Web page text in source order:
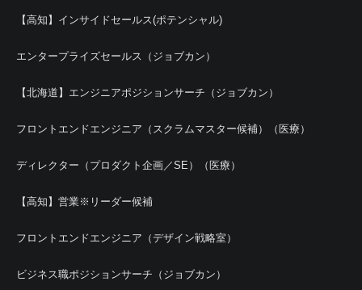
【高知】インサイドセールス(ポテンシャル)
エンタープライズセールス（ジョブカン）
【北海道】エンジニアポジションサーチ（ジョブカン）
フロントエンドエンジニア（スクラムマスター候補）（医療）
ディレクター（プロダクト企画／SE）（医療）
【高知】営業※リーダー候補
フロントエンドエンジニア（デザイン戦略室）
ビジネス職ポジションサーチ（ジョブカン）